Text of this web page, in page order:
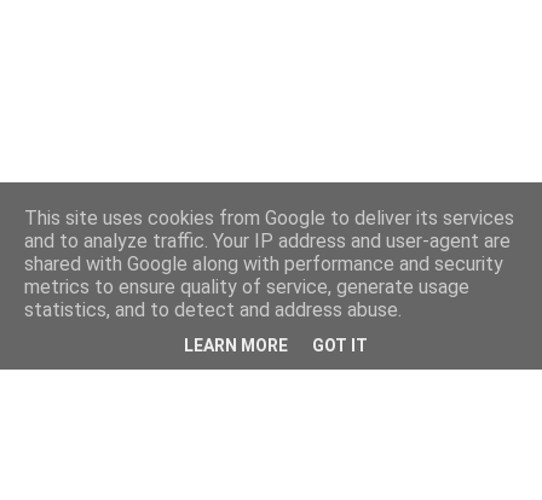
This site uses cookies from Google to deliver its services
and to analyze traffic. Your IP address and user-agent are
shared with Google along with performance and security
metrics to ensure quality of service, generate usage
statistics, and to detect and address abuse.
LEARN MORE GOT IT